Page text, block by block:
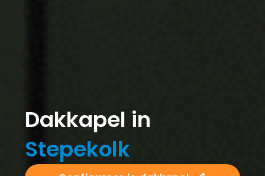
Dakkapel in
Stepekolk